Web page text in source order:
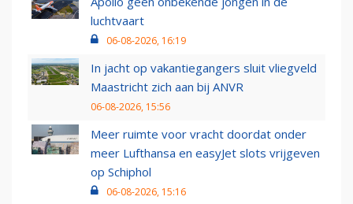
luchtvaart
06-08-2026, 16:19
In jacht op vakantiegangers sluit vliegveld
Maastricht zich aan bij ANVR
06-08-2026, 15:56
Meer ruimte voor vracht doordat onder
meer Lufthansa en easyJet slots vrijgeven
op Schiphol
06-08-2026, 15:16